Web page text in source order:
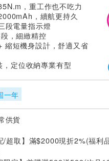
，重工作也不吃力
，續航更持久
段電量指示燈
，細緻精控
縮短機身設計，舒適又省
，定位收納專業有型
一年
供貨
/超取】滿$2000現折2%(福利